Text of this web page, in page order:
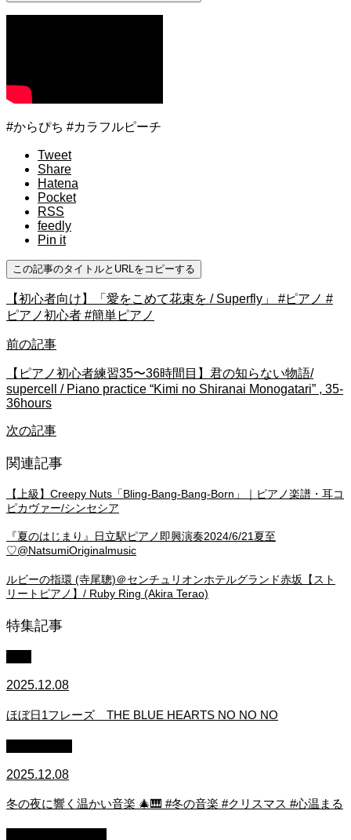
#からぴち #カラフルピーチ
Tweet
Share
Hatena
Pocket
RSS
feedly
Pin it
この記事のタイトルとURLをコピーする
【初心者向け】「愛をこめて花束を / Superfly」 #ピアノ #
ピアノ初心者 #簡単ピアノ
前の記事
【ピアノ初心者練習35〜36時間目】君の知らない物語/
supercell / Piano practice “Kimi no Shiranai Monogatari” , 35-
36hours
次の記事
関連記事
【上級】Creepy Nuts「Bling-Bang-Bang-Born」｜ピアノ楽譜・耳コ
ピカヴァー/シンセシア
『夏のはじまり』日立駅ピアノ即興演奏2024/6/21夏至
♡@NatsumiOriginalmusic
ルビーの指環 (寺尾聰)＠センチュリオンホテルグランド赤坂【スト
リートピアノ】/ Ruby Ring (Akira Terao)
特集記事
2025.12.08
ほぼ日1フレーズ THE BLUE HEARTS NO NO NO
2025.12.08
冬の夜に響く温かい音楽 🎄🎹 #冬の音楽 #クリスマス #心温まる